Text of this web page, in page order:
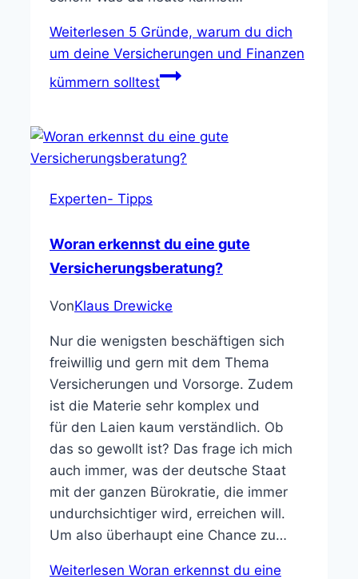
Weiterlesen 5 Gründe, warum du dich
um deine Versicherungen und Finanzen
kümmern solltest
Experten- Tipps
Woran erkennst du eine gute
Versicherungsberatung?
VonKlaus Drewicke
Nur die wenigsten beschäftigen sich
freiwillig und gern mit dem Thema
Versicherungen und Vorsorge. Zudem
ist die Materie sehr komplex und
für den Laien kaum verständlich. Ob
das so gewollt ist? Das frage ich mich
auch immer, was der deutsche Staat
mit der ganzen Bürokratie, die immer
undurchsichtiger wird, erreichen will.
Um also überhaupt eine Chance zu…
Weiterlesen Woran erkennst du eine